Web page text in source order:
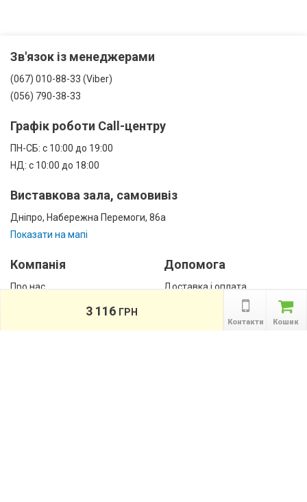
Зв'язок із менеджерами
(067) 010-88-33 (Viber)
(056) 790-38-33
Графік роботи Call-центру
ПН-СБ: с 10:00 до 19:00
НД: с 10:00 до 18:00
Виставкова зала, самовивіз
Дніпро, Набережна Перемоги, 86а
Показати на мапі
Компанія
Про нас
Допомога
Доставка і оплата
Кошик
Контакти
3 116 ГРН